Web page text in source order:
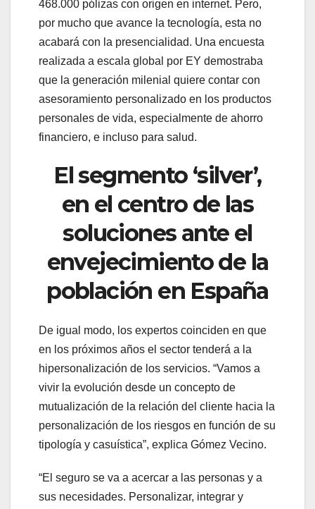
468.000 pólizas con origen en internet. Pero,
por mucho que avance la tecnología, esta no
acabará con la presencialidad. Una encuesta
realizada a escala global por EY demostraba
que la generación milenial quiere contar con
asesoramiento personalizado en los productos
personales de vida, especialmente de ahorro
financiero, e incluso para salud.
El segmento ‘silver’,
en el centro de las
soluciones ante el
envejecimiento de la
población en España
De igual modo, los expertos coinciden en que
en los próximos años el sector tenderá a la
hipersonalización de los servicios. “Vamos a
vivir la evolución desde un concepto de
mutualización de la relación del cliente hacia la
personalización de los riesgos en función de su
tipología y casuística”, explica Gómez Vecino.
“El seguro se va a acercar a las personas y a
sus necesidades. Personalizar, integrar y